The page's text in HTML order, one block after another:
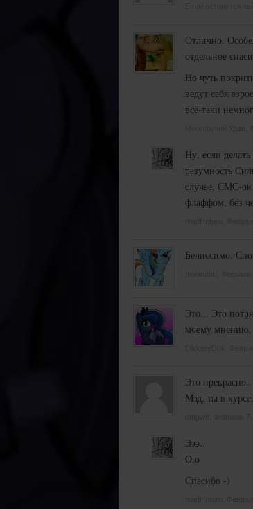
Отлично.
отдельное
Но чуть
ведут себя
всё-таки
Ну, если
разумность
случае, СМС-
флаффом, без
Белиссимо.
Это... Это
моему мнению.
Это прекрасно..
Мэд, ты в
omgwtf, Февраль
Эээ..
О,о
Спасибо -)
madHotaru,